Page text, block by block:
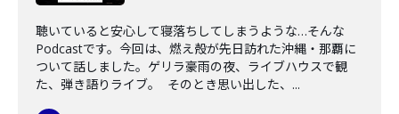
聴いていると安心して寝落ちしてしまうような…そんな
Podcastです。今回は、燃え殻が先日訪れた沖縄・那覇に
ついて話しました。ゲリラ豪雨の夜、ライブハウスで観
た、弾き語りライブ。 そのとき思い出した、...